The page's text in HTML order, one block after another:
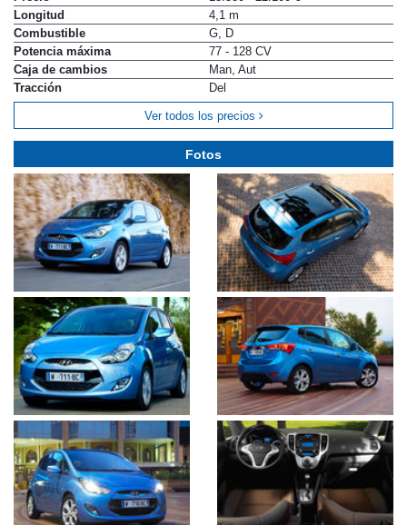
Longitud
4,1 m
Combustible
G, D
Potencia máxima
77 - 128 CV
Caja de cambios
Man, Aut
Tracción
Del
Ver todos los precios
Fotos